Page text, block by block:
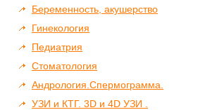
Беременность, акушерство
Гинекология
Педиатрия
Стоматология
Андрология.Спермограмма.
УЗИ и КТГ. 3D и 4D УЗИ .